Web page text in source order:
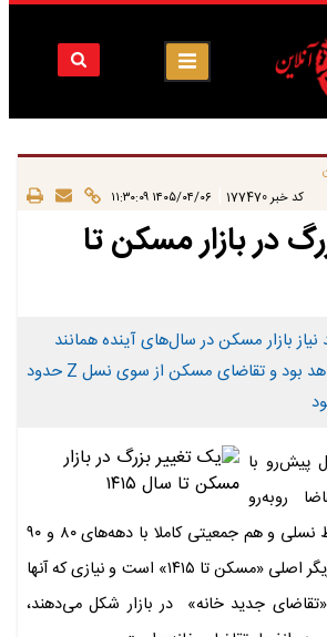
کد خبر 177470 ۱۴۰۵/۰۴/۰۶ ۱۱:۳۰:۰۹
در بازار مسکن تا
بازار مسکن در سال‌های آینده همانند
سال‌های ۸۰ تا ۹۰ نخواهد بود و تقاضای مسکن از سوی نسل Z حدود
طی ۱۰سال پیش‌رو با
روبه‌رو
می‌شود که هم به لحاظ نسلی و هم جمعیتی کاملا با دهه‌های ۸۰ و ۹۰
تفاوت دارد. نسل Z بازیگر اصلی «مسکن تا ۱۴۱۵» است و نیازی که آنها
«تقاضای جدید خانه» در بازار شکل می‌دهند،